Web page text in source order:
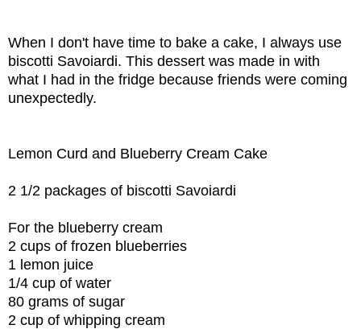
When I don't have time to bake a cake, I always use
biscotti Savoiardi. This dessert was made in with
what I had in the fridge because friends were coming
unexpectedly.
Lemon Curd and Blueberry Cream Cake
2 1/2 packages of biscotti Savoiardi
For the blueberry cream
2 cups of frozen blueberries
1 lemon juice
1/4 cup of water
80 grams of sugar
2 cup of whipping cream